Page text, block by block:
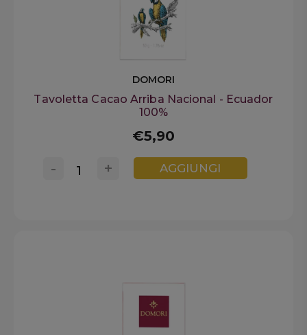
DOMORI
Tavoletta Cacao Arriba Nacional - Ecuador
100%
€5,90
+
- AGGIUNGI